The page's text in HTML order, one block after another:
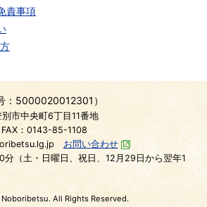
責事項
：5000020012301）
市中央町6丁目11番地
FAX：0143-85-1108
お問い合わせ
分（土・日曜日、祝日、12月29日から翌年1
All Rights Reserved.